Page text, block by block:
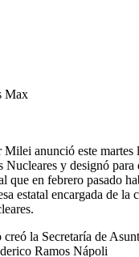
Max
anunció este martes
Nucleares y designó
que en febrero pasado
estatal encargada de la